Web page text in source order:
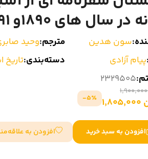
ادبیات آلمان
ادبیات ترکیه
ادبیات آسیا
سایر کشورهای اروپا
داستان کوتاه
شعر و متون کهن
در سال های 1890و 1891
سون هدین مترجم:وحید
پیام آزادی دسته‌بندی:تاریخ
2329505
5٪-
افزودن به سبد خرید افزودن به